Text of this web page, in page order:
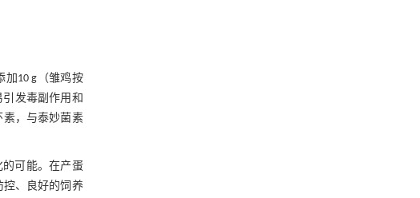
加10 g（雏鸡按
引发毒副作用和
素，与泰妙菌素
可能。在产蛋
控、良好的饲养